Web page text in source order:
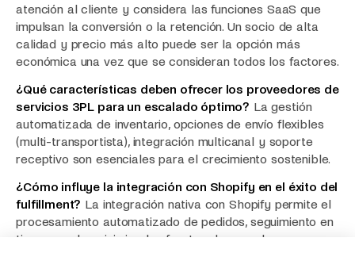
atención al cliente y considera las funciones SaaS que
impulsan la conversión o la retención. Un socio de alta
calidad y precio más alto puede ser la opción más
económica una vez que se consideran todos los factores.
¿Qué características deben ofrecer los proveedores de
servicios 3PL para un escalado óptimo? La gestión
automatizada de inventario, opciones de envío flexibles
(multi-transportista), integración multicanal y soporte
receptivo son esenciales para el crecimiento sostenible.
¿Cómo influye la integración con Shopify en el éxito del
fulfillment? La integración nativa con Shopify permite el
procesamiento automatizado de pedidos, seguimiento en
tiempo real y minimiza las fuentes de error, lo que